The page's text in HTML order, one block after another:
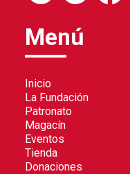
Menú
Inicio
La Fundación
Patronato
Magacín
Eventos
Tienda
Donaciones